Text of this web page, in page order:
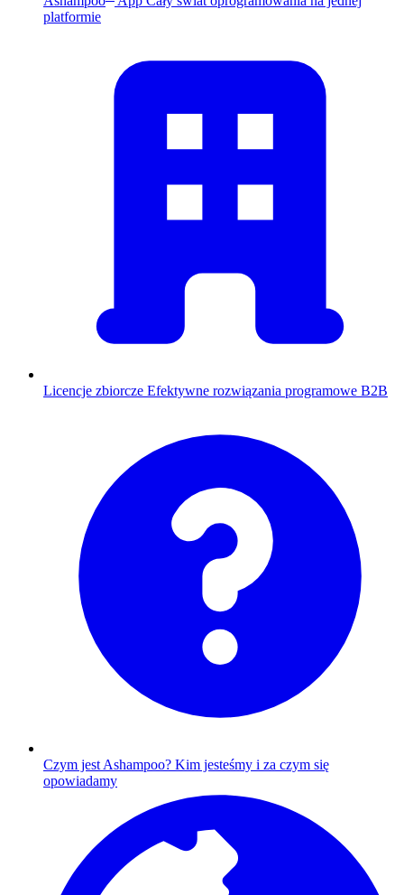
platformie
Licencje zbiorcze Efektywne rozwiązania programowe B2B
Czym jest Ashampoo? Kim jesteśmy i za czym się
opowiadamy